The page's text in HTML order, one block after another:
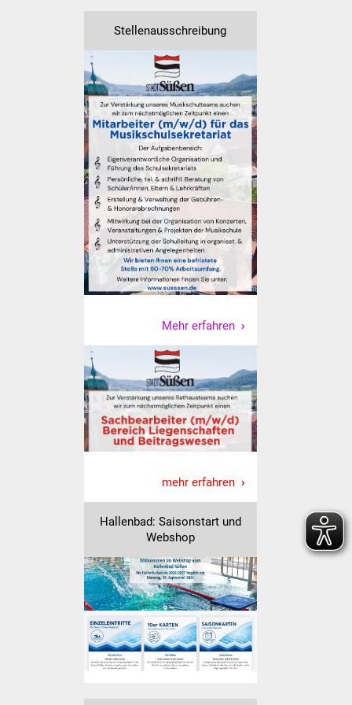
Kultur & Freizeit
Veranstaltungen
Stadtfest
Ostermarkt
Einrichtungen
Hallenbad
Stadtbücherei
Stadtarchiv
Zehntscheuer
Bürgerhaus
Kulturhalle
Vereine und Parteien
Selbsteintrag Vereine
Beirat Süßener Vereine
Tourismus
Erlebnisregion
Schwäbischer Albtrauf
Stellenausschreibung
Mehr erfahren
mehr erfahren
Hallenbad: Saisonstart und
Webshop